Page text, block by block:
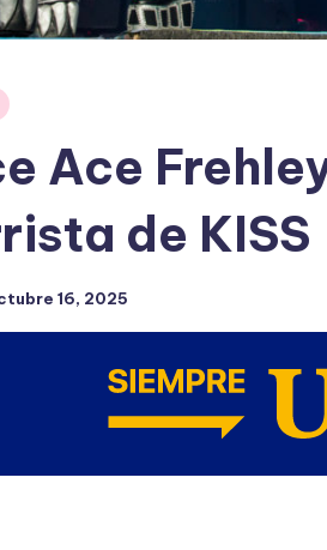
Ace
de KISS
16, 2025